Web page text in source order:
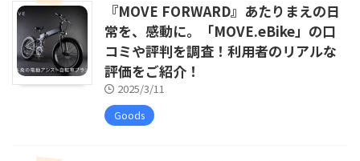
『MOVE FORWARD』あたりまえの日
常を、感動に。「MOVE.eBike」の口
コミや評判を調査！利用者のリアルな
評価をご紹介！
2025/3/11
Goods